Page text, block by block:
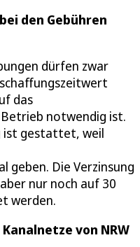
den Gebühren
dürfen zwar
das
notwendig ist.
ist gestattet, weil
geben. Die Verzinsung
nur noch auf 30
werden.
von NRW